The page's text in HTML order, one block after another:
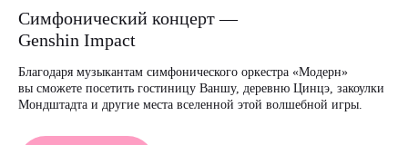
Симфонический концерт —
Genshin Impact
Благодаря музыкантам симфонического оркестра «Модерн»
вы сможете посетить гостиницу Ваншу, деревню Цинцэ, закоулки
Мондштадта и другие места вселенной этой волшебной игры.